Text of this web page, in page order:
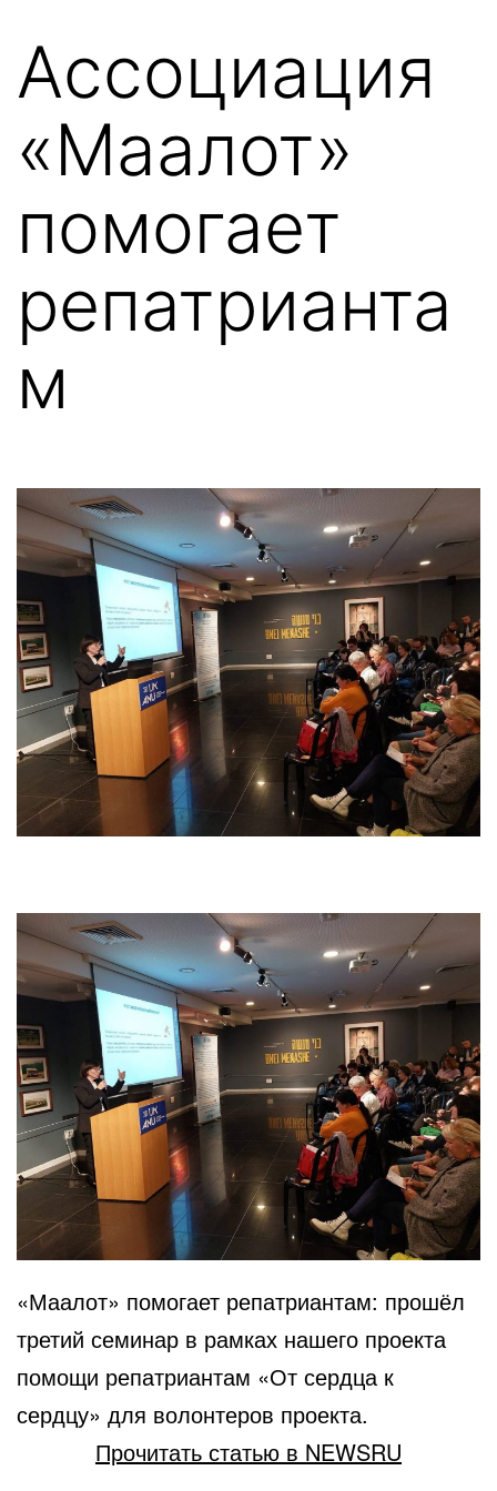
содержимому
Ассоциация
«Маалот»
помогает
репатрианта
м
«Маалот» помогает репатриантам: прошёл
третий семинар в рамках нашего проекта
помощи репатриантам «От сердца к
сердцу» для волонтеров проекта.
Прочитать статью в NEWSRU